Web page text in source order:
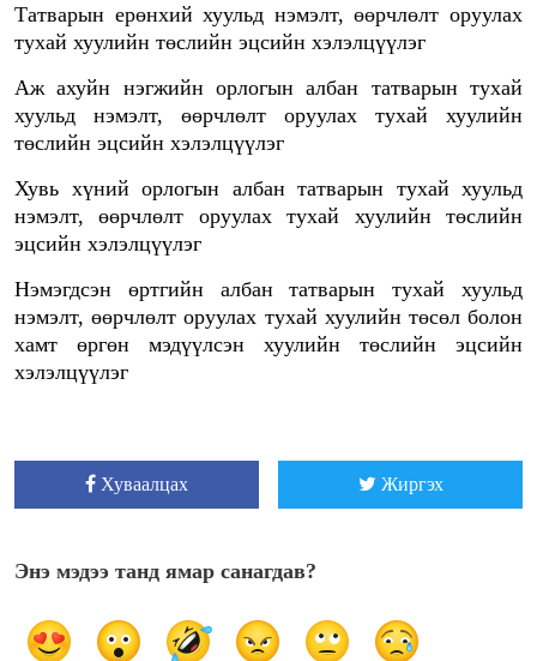
Татварын ерөнхий хуульд нэмэлт, өөрчлөлт оруулах
тухай хуулийн төслийн эцсийн хэлэлцүүлэг
Аж ахуйн нэгжийн орлогын албан татварын тухай
хуульд нэмэлт, өөрчлөлт оруулах тухай хуулийн
төслийн эцсийн хэлэлцүүлэг
Хувь хүний орлогын албан татварын тухай хуульд
нэмэлт, өөрчлөлт оруулах тухай хуулийн төслийн
эцсийн хэлэлцүүлэг
Нэмэгдсэн өртгийн албан татварын тухай хуульд
нэмэлт, өөрчлөлт оруулах тухай хуулийн төсөл болон
хамт өргөн мэдүүлсэн хуулийн төслийн эцсийн
хэлэлцүүлэг
Хуваалцах Жиргэх
Энэ мэдээ танд ямар санагдав?